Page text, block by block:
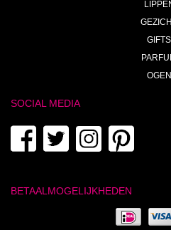
GIFTS
OGEN
SOCIAL MEDIA
BETAALMOGELIJKHEDEN